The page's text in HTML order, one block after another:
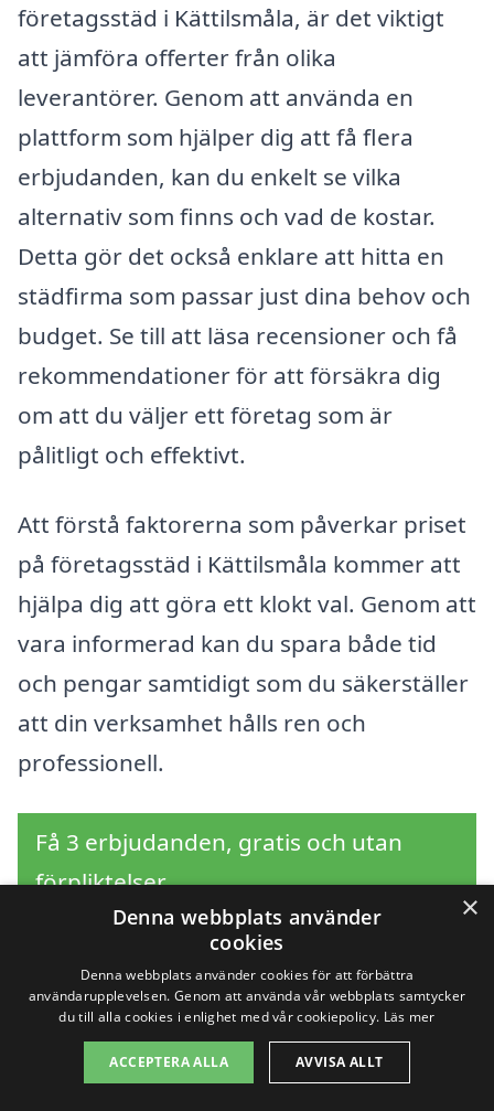
företagsstäd i Kättilsmåla, är det viktigt
att jämföra offerter från olika
leverantörer. Genom att använda en
plattform som hjälper dig att få flera
erbjudanden, kan du enkelt se vilka
alternativ som finns och vad de kostar.
Detta gör det också enklare att hitta en
städfirma som passar just dina behov och
budget. Se till att läsa recensioner och få
rekommendationer för att försäkra dig
om att du väljer ett företag som är
pålitligt och effektivt.
Att förstå faktorerna som påverkar priset
på företagsstäd i Kättilsmåla kommer att
hjälpa dig att göra ett klokt val. Genom att
vara informerad kan du spara både tid
och pengar samtidigt som du säkerställer
att din verksamhet hålls ren och
professionell.
Få 3 erbjudanden, gratis och utan
förpliktelser
Sök efter en
professionell för
×
Denna webbplats använder
cookies
Denna webbplats använder cookies för att förbättra
användarupplevelsen. Genom att använda vår webbplats samtycker
du till alla cookies i enlighet med vår cookiepolicy. Läs mer
ACCEPTERA ALLA AVVISA ALLT